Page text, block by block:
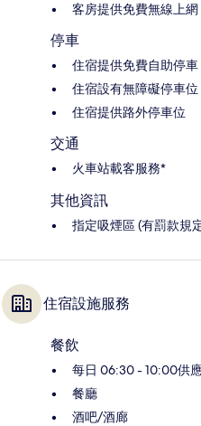
客房提供免費無線上網
停車
住宿提供免費自助停車
住宿設有無障礙停車位
住宿提供路外停車位
交通
火車站載客服務*
其他資訊
指定吸煙區 (有罰款規
住宿設施服務
餐飲
每日 06:30 - 10:00供
餐廳
酒吧/酒廊